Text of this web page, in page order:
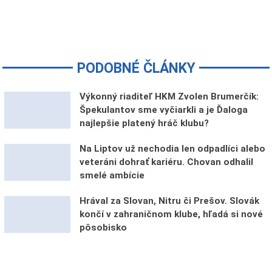
PODOBNÉ ČLÁNKY
Výkonný riaditeľ HKM Zvolen Brumerčík:
Špekulantov sme vyčiarkli a je Ďaloga
najlepšie platený hráč klubu?
Na Liptov už nechodia len odpadlíci alebo
veteráni dohrať kariéru. Chovan odhalil
smelé ambície
Hrával za Slovan, Nitru či Prešov. Slovák
končí v zahraničnom klube, hľadá si nové
pôsobisko